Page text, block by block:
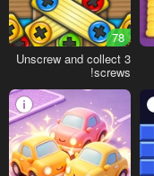
78
Unscrew and collect 3
screws!